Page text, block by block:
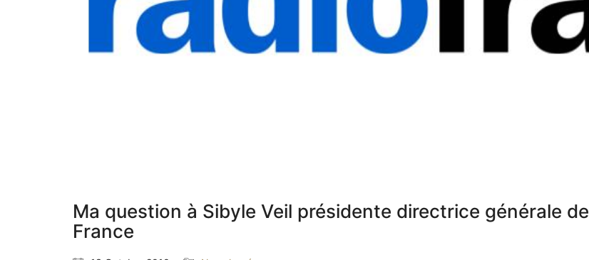
Ma question à Sibyle Veil présidente directrice générale
France